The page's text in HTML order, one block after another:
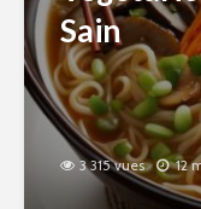
Sain
3 315 vues 12